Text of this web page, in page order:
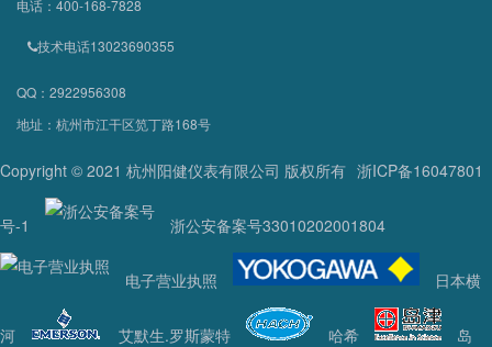
电话：400-168-7828
技术电话13023690355
QQ：2922956308
地址：杭州市江干区笕丁路168号
Copyright © 2021 杭州阳健仪表有限公司 版权所有 浙ICP备16047801
号-1 浙公安备案号33010202001804
电子营业执照 日本横
河 艾默生.罗斯蒙特 哈希 岛